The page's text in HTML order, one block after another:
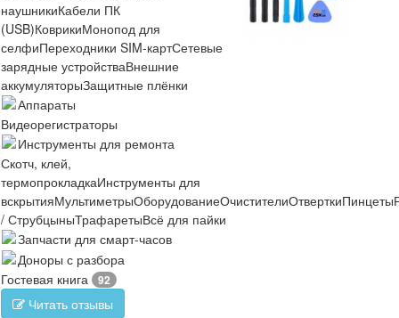
наушникиКабели ПК
(USB)КоврикиМонопод для
селфиПереходники SIM-картСетевые
зарядные устройстваВнешние
аккумуляторыЗащитные плёнки
Аппараты
Видеорегистраторы
Инструменты для ремонта
Скотч, клей,
термопрокладкаИнструменты для
вскрытияМультиметрыОборудованиеОчистителиОтверткиПинцеты
/ СтрубцыныТрафаретыВсё для пайки
Запчасти для смарт-часов
Доноры с разбора
Гостевая книга
92
Читать отзывы